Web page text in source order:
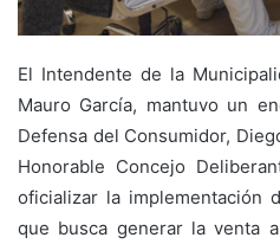
El Intendente de la
Mauro García, mantuvo un
Defensa del Consumidor,
Honorable Concejo
oficializar la implementación
que busca generar la venta